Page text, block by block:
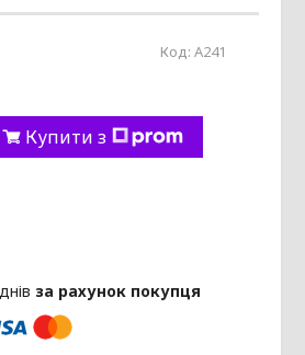
Код: А241
Купити з
за рахунок покупця